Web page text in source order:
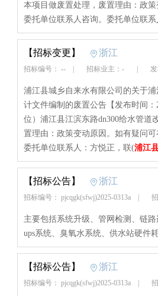
本项目做废置处理，废置理由：政
委托单位联系人咨询。委托单位联系
【招标变更】 浙江
招标编号： -- 招标业主：- 发
浦江县城乡自来水有限公司的关于
计文件编制的废置公告【发布时间
位）浦江县江滨东路dn300给水管道
置理由：政策变动原因。如有疑问
委托单位联系人：方悦正，联(浦江
【招标公告】 浙江
招标编号： pjcqgk(sfwj)2025-0313a 招
主要包括系统升级、管网检测、链
ups系统、臭氧水系统、供水站硬件
【招标公告】 浙江
招标编号： pjcqgk(sfwj)2025-0313a 招